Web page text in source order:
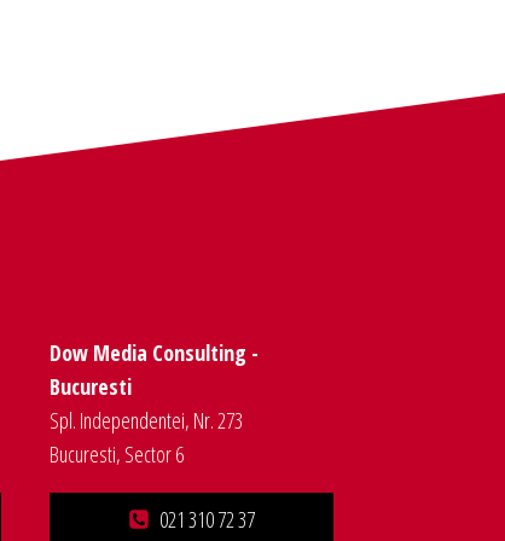
Dow Media Consulting -
Bucuresti
Spl. Independentei, Nr. 273
Bucuresti, Sector 6
021 310 72 37